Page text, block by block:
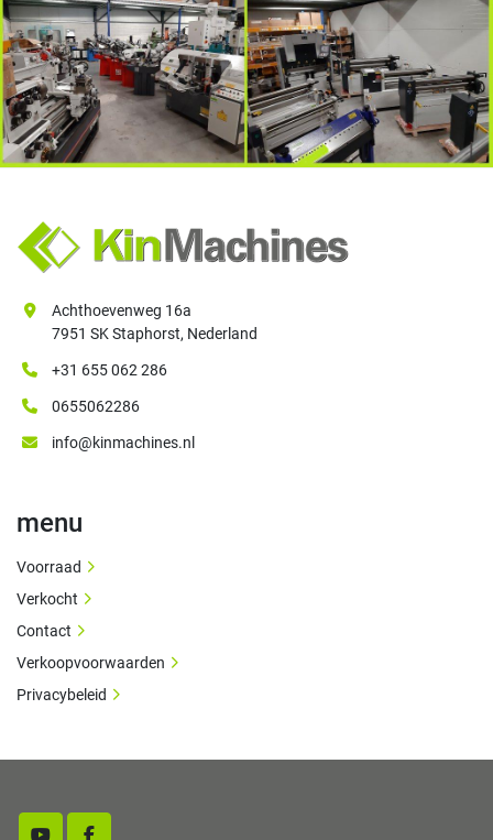
Achthoevenweg 16a
7951 SK Staphorst, Nederland
+31 655 062 286
0655062286
info@kinmachines.nl
menu
Voorraad
Verkocht
Contact
Verkoopvoorwaarden
Privacybeleid